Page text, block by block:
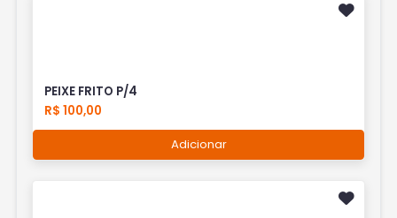
PEIXE FRITO P/4
R$ 100,00
Adicionar